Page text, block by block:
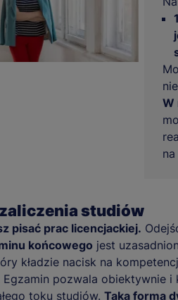
W
studiów
pisać prac licencjackiej.
końcowego jest
kładzie nacisk na
pozwala obiektywnie
toku studiów. Taka forma